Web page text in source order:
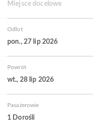
Miejsce docelowe
Odlot
pon., 27 lip 2026
Powrót
wt., 28 lip 2026
Pasażerowie
1 Dorośli